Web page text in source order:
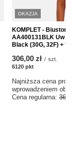
OKAZJA
KOMPLET -
AA400131BLK Uw
Black (30G, 32F) +
306,00 zł / szt.
6120 pkt
Najniższa cena
wprowadzeniem
Cena regularna: